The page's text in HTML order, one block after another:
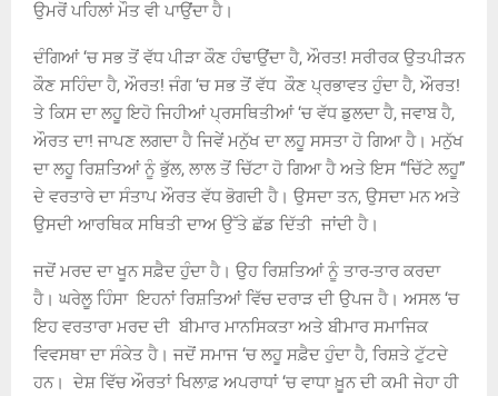
ਉਮਰੋਂ ਪਹਿਲਾਂ ਮੌਤ ਵੀ ਪਾਉਂਦਾ ਹੈ।
ਦੰਗਿਆਂ‘ਚ ਸਭ ਤੋਂ ਵੱਧ ਪੀੜਾ ਕੌਣ ਹੰਢਾਉਂਦਾ ਹੈ, ਔਰਤ! ਸਰੀਰਕ ਉਤਪੀੜਨ
ਕੌਣ ਸਹਿੰਦਾ ਹੈ, ਔਰਤ! ਜੰਗ‘ਚ ਸਭ ਤੋਂ ਵੱਧ ਕੌਣ ਪ੍ਰਭਾਵਤ ਹੁੰਦਾ ਹੈ, ਔਰਤ!
ਤੇ ਕਿਸ ਦਾ ਲਹੂ ਇਹੋ ਜਿਹੀਆਂ ਪ੍ਰਸਥਿਤੀਆਂ‘ਚ ਵੱਧ ਡੁਲਦਾ ਹੈ, ਜਵਾਬ ਹੈ,
ਔਰਤ ਦਾ! ਜਾਪਣ ਲਗਦਾ ਹੈ ਜਿਵੇਂ ਮਨੁੱਖ ਦਾ ਲਹੂ ਸਸਤਾ ਹੋ ਗਿਆ ਹੈ। ਮਨੁੱਖ
ਦਾ ਲਹੂ ਰਿਸ਼ਤਿਆਂ ਨੂੰ ਭੁੱਲ, ਲਾਲ ਤੋਂ ਚਿੱਟਾ ਹੋ ਗਿਆ ਹੈ ਅਤੇ ਇਸ “ਚਿੱਟੇ ਲਹੂ”
ਦੇ ਵਰਤਾਰੇ ਦਾ ਸੰਤਾਪ ਔਰਤ ਵੱਧ ਭੋਗਦੀ ਹੈ। ਉਸਦਾ ਤਨ, ਉਸਦਾ ਮਨ ਅਤੇ
ਉਸਦੀ ਆਰਥਿਕ ਸਥਿਤੀ ਦਾਅ ਉੱਤੇ ਛੱਡ ਦਿੱਤੀ ਜਾਂਦੀ ਹੈ।
ਜਦੋਂ ਮਰਦ ਦਾ ਖੂਨ ਸਫ਼ੈਦ ਹੁੰਦਾ ਹੈ। ਉਹ ਰਿਸ਼ਤਿਆਂ ਨੂੰ ਤਾਰ-ਤਾਰ ਕਰਦਾ
ਹੈ। ਘਰੇਲੂ ਹਿੰਸਾ ਇਹਨਾਂ ਰਿਸ਼ਤਿਆਂ ਵਿੱਚ ਦਰਾੜ ਦੀ ਉਪਜ ਹੈ। ਅਸਲ‘ਚ
ਇਹ ਵਰਤਾਰਾ ਮਰਦ ਦੀ ਬੀਮਾਰ ਮਾਨਸਿਕਤਾ ਅਤੇ ਬੀਮਾਰ ਸਮਾਜਿਕ
ਵਿਵਸਥਾ ਦਾ ਸੰਕੇਤ ਹੈ। ਜਦੋਂ ਸਮਾਜ ‘ਚ ਲਹੂ ਸਫ਼ੈਦ ਹੁੰਦਾ ਹੈ, ਰਿਸ਼ਤੇ ਟੁੱਟਦੇ
ਹਨ। ਦੇਸ਼ ਵਿੱਚ ਔਰਤਾਂ ਖਿਲਾਫ਼ ਅਪਰਾਧਾਂ‘ਚ ਵਾਧਾ ਖ਼ੂਨ ਦੀ ਕਮੀ ਜੇਹਾ ਹੀ